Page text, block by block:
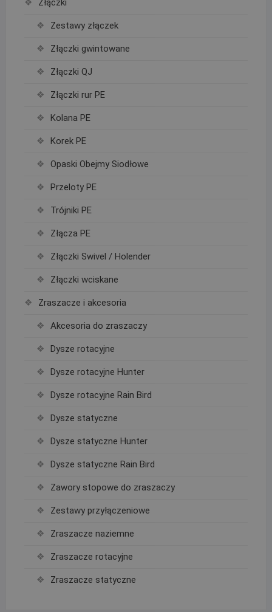
Złączki
Zestawy złączek
Złączki gwintowane
Złączki QJ
Złączki rur PE
Kolana PE
Korek PE
Opaski Obejmy Siodłowe
Przeloty PE
Trójniki PE
Złącza PE
Złączki Swivel / Holender
Złączki wciskane
Zraszacze i akcesoria
Akcesoria do zraszaczy
Dysze rotacyjne
Dysze rotacyjne Hunter
Dysze rotacyjne Rain Bird
Dysze statyczne
Dysze statyczne Hunter
Dysze statyczne Rain Bird
Zawory stopowe do zraszaczy
Zestawy przyłączeniowe
Zraszacze naziemne
Zraszacze rotacyjne
Zraszacze statyczne